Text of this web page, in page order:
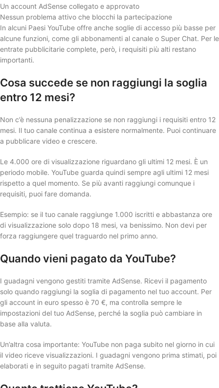
Un account AdSense collegato e approvato
Nessun problema attivo che blocchi la partecipazione
In alcuni Paesi YouTube offre anche soglie di accesso più basse per
alcune funzioni, come gli abbonamenti al canale o Super Chat. Per le
entrate pubblicitarie complete, però, i requisiti più alti restano
importanti.
Cosa succede se non raggiungi la soglia
entro 12 mesi?
Non c’è nessuna penalizzazione se non raggiungi i requisiti entro 12
mesi. Il tuo canale continua a esistere normalmente. Puoi continuare
a pubblicare video e crescere.
Le 4.000 ore di visualizzazione riguardano gli ultimi 12 mesi. È un
periodo mobile. YouTube guarda quindi sempre agli ultimi 12 mesi
rispetto a quel momento. Se più avanti raggiungi comunque i
requisiti, puoi fare domanda.
Esempio: se il tuo canale raggiunge 1.000 iscritti e abbastanza ore
di visualizzazione solo dopo 18 mesi, va benissimo. Non devi per
forza raggiungere quel traguardo nel primo anno.
Quando vieni pagato da YouTube?
I guadagni vengono gestiti tramite AdSense. Ricevi il pagamento
solo quando raggiungi la soglia di pagamento nel tuo account. Per
gli account in euro spesso è 70 €, ma controlla sempre le
impostazioni del tuo AdSense, perché la soglia può cambiare in
base alla valuta.
Un’altra cosa importante: YouTube non paga subito nel giorno in cui
il video riceve visualizzazioni. I guadagni vengono prima stimati, poi
elaborati e in seguito pagati tramite AdSense.